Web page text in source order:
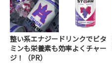
整い系エナジードリンクでビタ
ミンも栄養素も効率よくチャー
ジ！（PR）